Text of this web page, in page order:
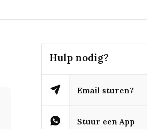
Hulp nodig?
Email sturen?
Stuur een App